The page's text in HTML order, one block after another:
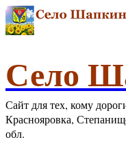
Село
Сайт для тех, кому
Краснояровка,
обл.